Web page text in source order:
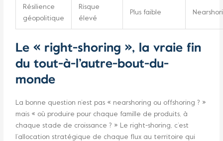
Résilience
géopolitique
Risque
élevé
Plus faible
Le « right-shoring », la vraie fin
du tout-à-l’autre-bout-du-
monde
La bonne question n’est pas « nearshoring ou offshoring ? »
mais « où produire pour chaque famille de produits, à
chaque stade de croissance ? » Le right-shoring, c’est
l’allocation stratégique de chaque flux au territoire qui